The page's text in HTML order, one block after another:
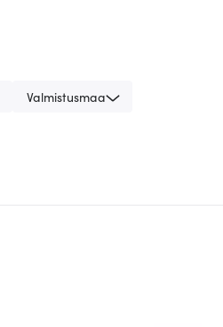
Valmistusmaa